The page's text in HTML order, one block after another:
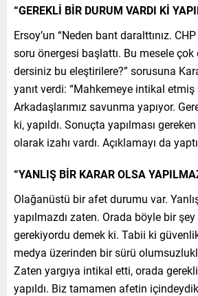
“GEREKLİ BİR DURUM VARDI Kİ
Ersoy’un “Neden bant daralttınız.
soru önergesi başlattı. Bu mesele
dersiniz bu eleştirilere?” sorusuna
yanıt verdi: “Mahkemeye intikal etmiş
Arkadaşlarımız savunma yapıyor.
ki, yapıldı. Sonuçta yapılması
olarak izahı vardı. Açıklamayı da
“YANLIŞ BİR KARAR OLSA
Olağanüstü bir afet durumu var.
yapılmazdı zaten. Orada böyle bir şey
gerekiyordu demek ki. Tabii ki
medya üzerinden bir sürü
Zaten yargıya intikal etti, orada
yapıldı. Biz tamamen afetin